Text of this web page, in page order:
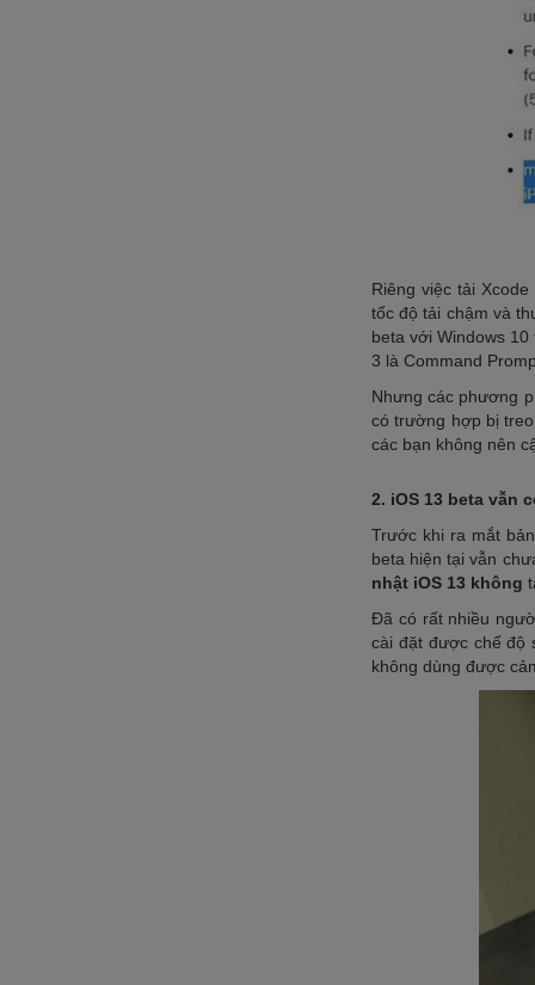
Riêng việc tải
tốc độ tải chậm và
beta với Windows
3 là Command
Nhưng các phương
có trường hợp bị
các bạn không nên
2. iOS 13 beta vẫn
Trước khi ra mắt
beta hiện tại vẫn
nhật iOS 13 không
Đã có rất nhiều
cài đặt được chế độ
không dùng được